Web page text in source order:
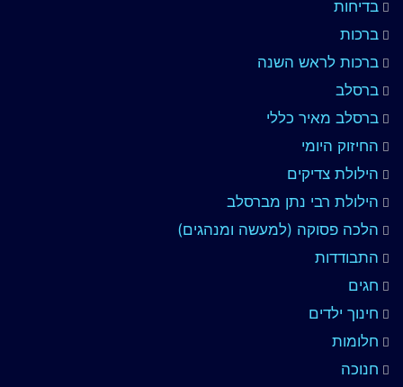
בדיחות
ברכות
ברכות לראש השנה
ברסלב
ברסלב מאיר כללי
החיזוק היומי
הילולת צדיקים
הילולת רבי נתן מברסלב
הלכה פסוקה (למעשה ומנהגים)
התבודדות
חגים
חינוך ילדים
חלומות
חנוכה